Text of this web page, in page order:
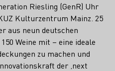
Riesling (GenR) Uhr
Kulturzentrum Mainz. 25
aus neun deutschen
Weine mit – eine ideale
zu machen und
der ‚next